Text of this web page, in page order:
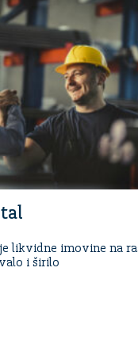
likvidne imovine na
i širilo